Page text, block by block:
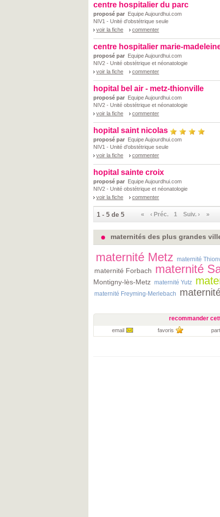
centre hospitalier du parc
proposé par Equipe Aujourdhui.com
NIV1 - Unité d'obstétrique seule
voir la fiche
commenter
centre hospitalier marie-
proposé par Equipe Aujourdhui.com
NIV2 - Unité obstétrique et néonatologie
voir la fiche
commenter
hopital bel air - metz-thionville
proposé par Equipe Aujourdhui.com
NIV2 - Unité obstétrique et néonatologie
voir la fiche
commenter
hopital saint nicolas
proposé par Equipe Aujourdhui.com
NIV1 - Unité d'obstétrique seule
voir la fiche
commenter
hopital sainte croix
proposé par Equipe Aujourdhui.com
NIV2 - Unité obstétrique et néonatologie
voir la fiche
commenter
1 - 5 de 5 « ‹ Préc. 1 Suiv. › »
maternités des plus grandes
maternité Metz maternité
maternité Forbach maternité
Montigny-lès-Metz maternité Yutz
maternité Freyming-Merlebach
recommander
email favoris